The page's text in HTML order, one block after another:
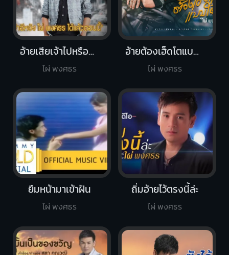
ถิ่มอ้ายไว้ตรงนี้ล่ะ
ไผ่ พงศธร
อ้ายเสียเจ้าไปหรือยัง
ไผ่ พงศธร
อ้ายต้องเฮ็ดโตแบบใด๋
ไผ่ พงศธร
ยืมหน้ามาเข้าฝัน
ไผ่ พงศธร